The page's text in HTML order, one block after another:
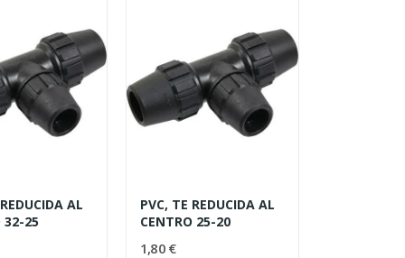
AL
32-25
PVC, TE REDUCIDA AL
CENTRO 25-20
1,80 €